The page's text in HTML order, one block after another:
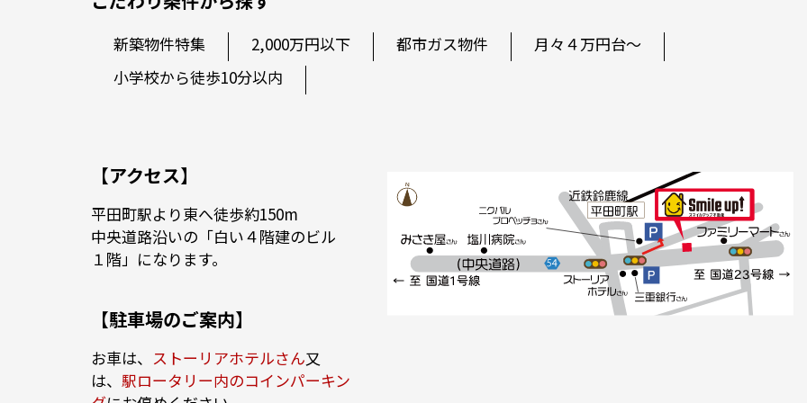
新築物件特集 2,000万円以下 都市ガス物件
月々４万円台～
小学校から徒歩10分以内
【アクセス】
平田町駅より東へ徒歩約150m
中央道路沿いの「白い４階建のビル
１階」になります。
【駐車場のご案内】
お車は、 ストーリアホテルさん又
は、 駅ロータリー内のコインパーキン